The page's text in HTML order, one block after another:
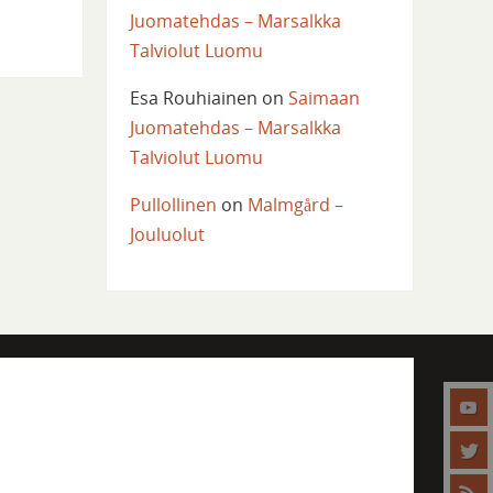
Juomatehdas – Marsalkka
Talviolut Luomu
Esa Rouhiainen on Saimaan
Juomatehdas – Marsalkka
Talviolut Luomu
Pullollinen on Malmgård –
Jouluolut